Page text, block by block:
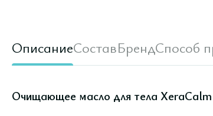
ОписаниеСоставБрендСпособ
Очищающее масло для тела